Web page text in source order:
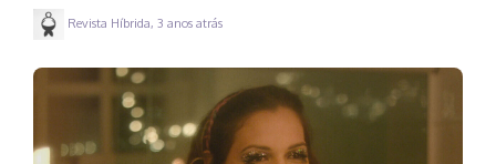
Revista Híbrida, 3 anos atrás